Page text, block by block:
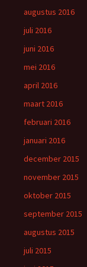
augustus 2016
juli 2016
juni 2016
mei 2016
april 2016
maart 2016
februari 2016
januari 2016
december 2015
november 2015
oktober 2015
september 2015
augustus 2015
juli 2015